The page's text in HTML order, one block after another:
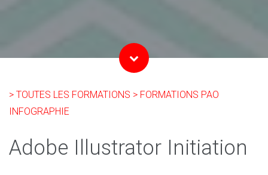
> TOUTES LES FORMATIONS > FORMATIONS PAO
INFOGRAPHIE
Adobe Illustrator Initiation